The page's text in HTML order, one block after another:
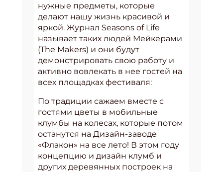
нужные предметы, которые
делают нашу жизнь красивой и
яркой. Журнал Seasons of Life
называет таких людей Мейкерами
(The Makers) и они будут
демонстрировать свою работу и
активно вовлекать в нее гостей на
всех площадках фестиваля:
По традиции сажаем вместе с
гостями цветы в мобильные
клумбы на колесах, которые потом
останутся на Дизайн-заводе
«Флакон» на все лето! В этом году
концепцию и дизайн клумб и
других деревянных построек на